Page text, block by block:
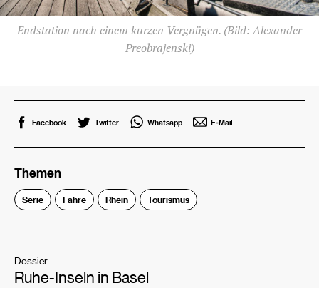
Endstation nach einem kurzen Vergnügen. (Bild: Alexander
Preobrajenski)
Facebook Twitter Whatsapp E-Mail
Themen
Serie Fähre Rhein Tourismus
Dossier
Ruhe-Inseln in Basel